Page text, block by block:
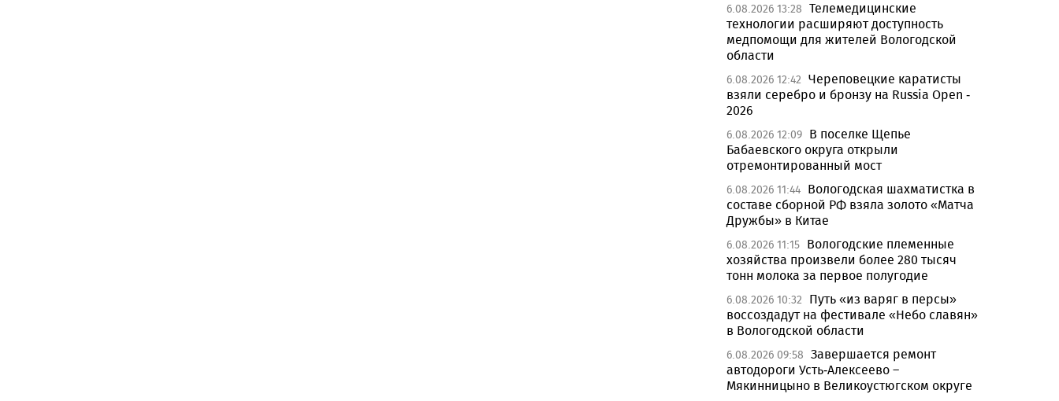
6.08.2026 13:28 Телемедицинские
технологии расширяют доступность
медпомощи для жителей Вологодской
области
6.08.2026 12:42 Череповецкие каратисты
взяли серебро и бронзу на Russia Open -
2026
6.08.2026 12:09 В поселке Щепье
Бабаевского округа открыли
отремонтированный мост
6.08.2026 11:44 Вологодская шахматистка в
составе сборной РФ взяла золото «Матча
Дружбы» в Китае
6.08.2026 11:15 Вологодские племенные
хозяйства произвели более 280 тысяч
тонн молока за первое полугодие
6.08.2026 10:32
Путь «из варяг в персы»
воссоздадут на фестивале «Небо славян»
в Вологодской области
6.08.2026 09:58 Завершается ремонт
автодороги Усть-Алексеево –
Мякинницыно в Великоустюгском округе